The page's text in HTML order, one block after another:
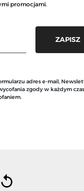
promocjami.
adres e-mail,
zgody w każdym